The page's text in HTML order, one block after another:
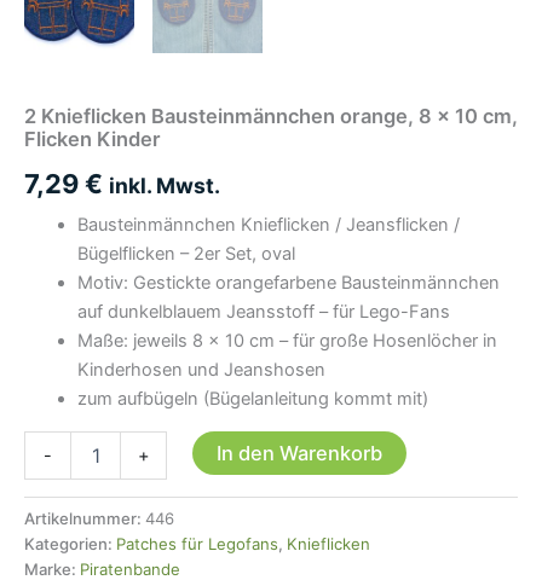
2 Knieflicken Bausteinmännchen orange, 8 x 10 cm,
Flicken Kinder
7,29€ inkl. Mwst.
Bausteinmännchen Knieflicken / Jeansflicken /
Bügelflicken – 2er Set, oval
Motiv: Gestickte orangefarbene Bausteinmännchen
auf dunkelblauem Jeansstoff – für Lego-Fans
Maße: jeweils 8 × 10 cm – für große Hosenlöcher in
Kinderhosen und Jeanshosen
zum aufbügeln (Bügelanleitung kommt mit)
-
Knieflicken
orange,
8
x
+ In den Warenkorb
Artikelnummer: 446
Kategorien: Patches für Legofans, Knieflicken
Marke: Piratenbande